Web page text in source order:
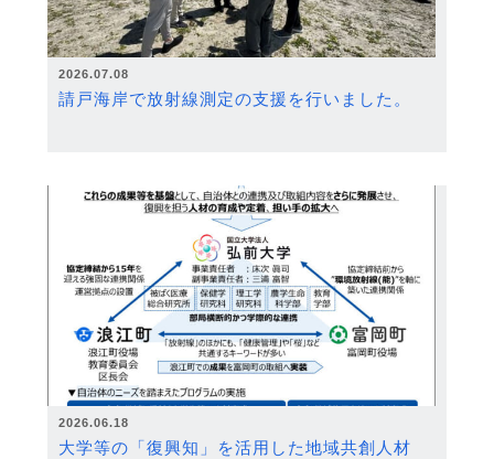
2026.07.08
請戸海岸で放射線測定の支援を行いました。
2026.06.18
大学等の「復興知」を活用した地域共創人材